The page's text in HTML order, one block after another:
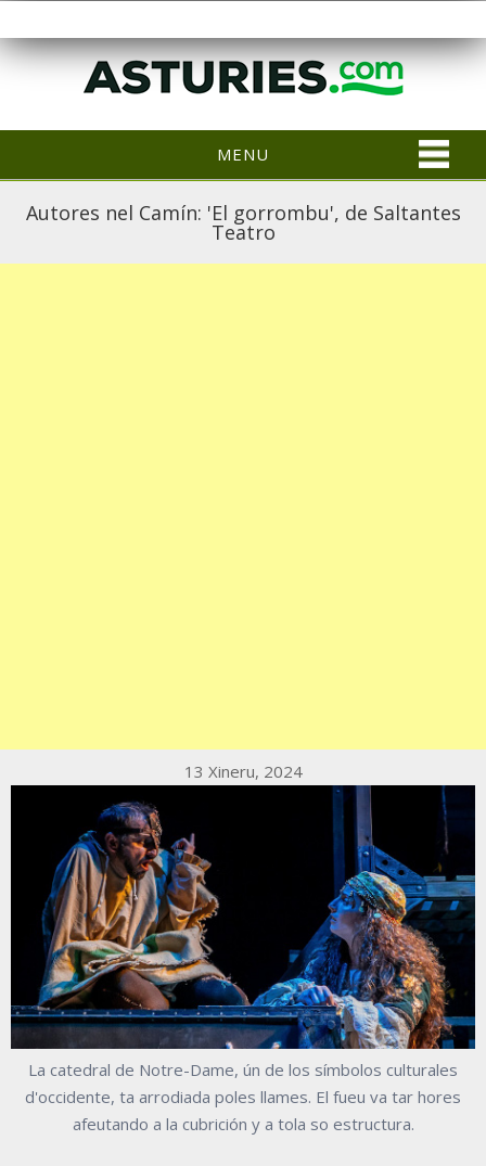
MENU
Autores nel Camín: 'El gorrombu', de Saltantes
Teatro
13 Xineru, 2024
La catedral de Notre-Dame, ún de los símbolos culturales
d'occidente, ta arrodiada poles llames. El fueu va tar hores
afeutando a la cubrición y a tola so estructura.